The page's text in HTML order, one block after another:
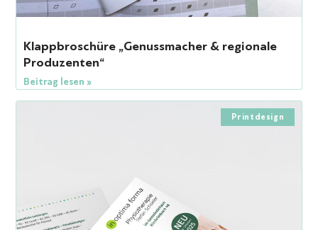
Klappbroschüre „Genussmacher & regionale
Produzenten“
Beitrag lesen »
Printdesign